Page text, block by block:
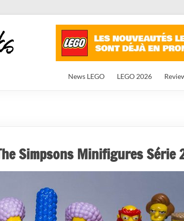
News LEGO LEGO 2026
Simpsons Minifigures Série